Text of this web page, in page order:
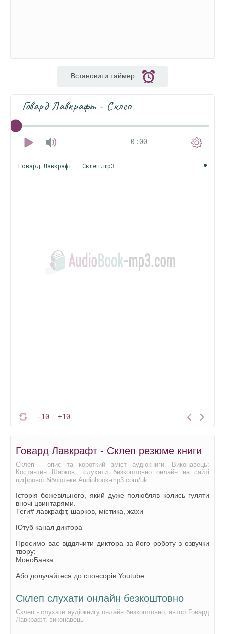
Встановити таймер
Говард Лавкрафт - Склеп
0:00
-10 +10
Говард Лавкрафт - Склеп.mp3
Говард Лавкрафт - Склеп резюме книги
Склеп - опис та короткий зміст аудіокниги. Виконавець:
Костянтин Шарков,, слухати безкоштовно онлайн на сайті
цифрової бібліотеки Audiobook-mp3.com/uk
Історія божевільного, який дуже полюбляв колись гуляти
вночі цвинтарями.
Теги# лавкрафт, шарков, містика, жахи
Ютуб канал диктора
Просимо вас віддячити диктора за його роботу з озвучки
твору:
МоноБанка
Або долучайтеся до спонсорів Youtube
Склеп слухати онлайн безкоштовно
Склеп - слухати аудіокнигу онлайн безкоштовно, автор Говард
Лавкрафт, виконавець